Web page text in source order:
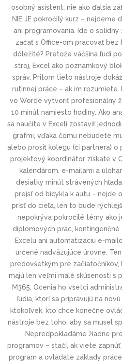
osobný asistent, nie ako ďalšia
NIE JE pokročilý kurz – nejdeme
ani programovania. Ide o
začať s Office-om pracovať bez
dôležité? Pretože väčšina ľudí
stroj, Excel ako poznámkový
správ. Pritom tieto nástroje
rutinnej práce – ak im rozumiete.
vo Worde vytvoriť profesionálny
10 minút namiesto hodiny. Ako
sa naučíte v Exceli zostaviť
grafmi, vďaka čomu nebudete
alebo prosiť kolegu (či partnera) o
projektový koordinátor získate v
kalendárom, e-mailami a
desiatky minút strávených
prejsť od bicykla k autu – nejde
prísť do cieľa, len to bude
nepokrýva pokročilé témy ako
diplomových prác,
Excelu ani automatizáciu e-
určené nadväzujúce úrovne.
predovšetkým pre začiatočníkov,
majú len veľmi malé skúsenosti s
M365. Ocenia ho všetci
ľudia, ktorí sa pripravujú na
ktokoľvek, kto chce konečne
nástroje bez toho, aby sa musel
Nepredpokladáme žiadne
programov – stačí, ak viete
program a ovládate základy